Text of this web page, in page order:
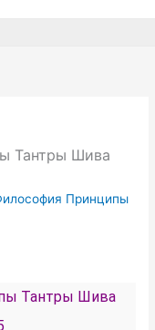
Тантры Шива
Принципы
Тантры Шива